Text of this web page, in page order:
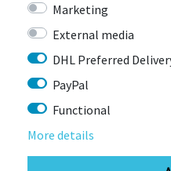
BIKEBOX GmbH
Neufra
Marketing
External media
DHL Preferred
PayPal
Functional
More details